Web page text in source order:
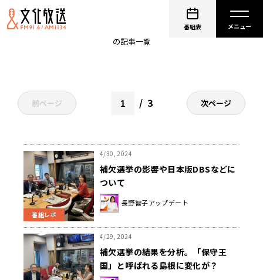
番組表
の記事一覧
前ページ 3 次ページ
番組レポ
4/30, 2024
補欠選挙の影響や日本版DBSなどに
ついて
長野智子アップデート
4/29, 2024
補欠選挙の結果を分析。「保守王
国」と呼ばれる島根に変化が？